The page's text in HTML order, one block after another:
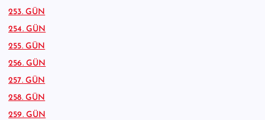
253. GÜN
254. GÜN
255. GÜN
256. GÜN
257. GÜN
258. GÜN
259. GÜN